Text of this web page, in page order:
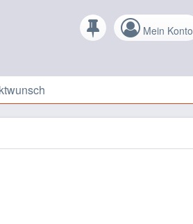
Mein Konto